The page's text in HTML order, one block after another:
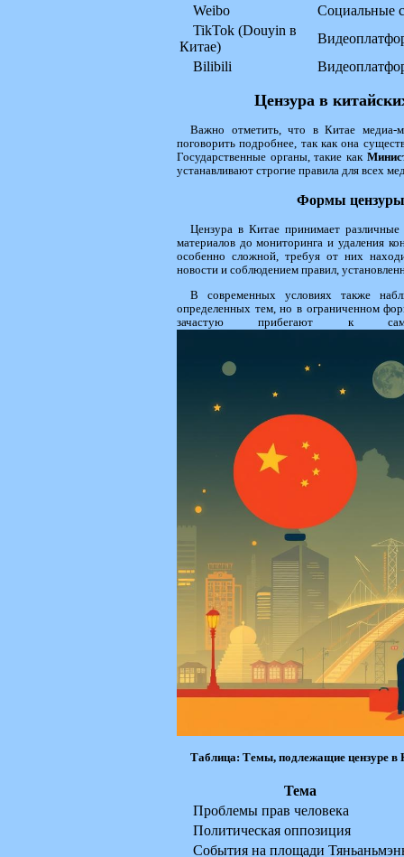
Weibo
Социальные
TikTok (Douyin в
Китае)
Bilibili
Цензура в
Важно отметить, что в Китае медиа-
поговорить подробнее, так как она
Государственные органы, такие как
устанавливают строгие правила для всех
Формы цензуры
Цензура в Китае принимает
материалов до мониторинга и удаления
особенно сложной, требуя от них
новости и соблюдением правил,
В современных условиях также
определенных тем, но в ограниченном
зачастую прибегают к
Таблица: Темы, подлежащие цензуре в
Тема
Проблемы прав человека
Политическая оппозиция
События на площади